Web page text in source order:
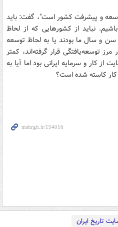
و پیشرفت کشور است"، گفت: باید
نباید از کشورهایی که از لحاظ
و سال ما بودند یا به لحاظ توسعه
مرز توسعه‌یافتگی قرار گرفته‌اند، کمتر
کار و سرمایه ایرانی بود اما آیا به
کار کاسته شده است؟
تاریخ ایران